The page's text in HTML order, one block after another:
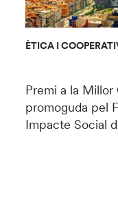
ÈTICA I
Premi a la Millor
promoguda pel
Impacte Social